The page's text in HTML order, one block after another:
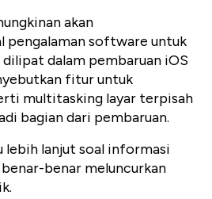
akan
pengalaman software untuk
dalam pembaruan iOS
fitur untuk
multitasking layar terpisah
bagian dari pembaruan.
lebih lanjut soal informasi
benar meluncurkan